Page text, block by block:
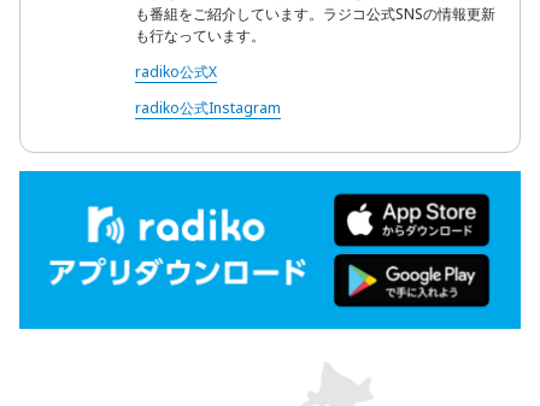
も番組をご紹介しています。ラジコ公式SNSの情報更新
も行なっています。
radiko公式X
radiko公式Instagram